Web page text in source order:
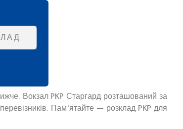
Вокзал PKP Старгард розташований за
Пам'ятайте — розклад PKP для